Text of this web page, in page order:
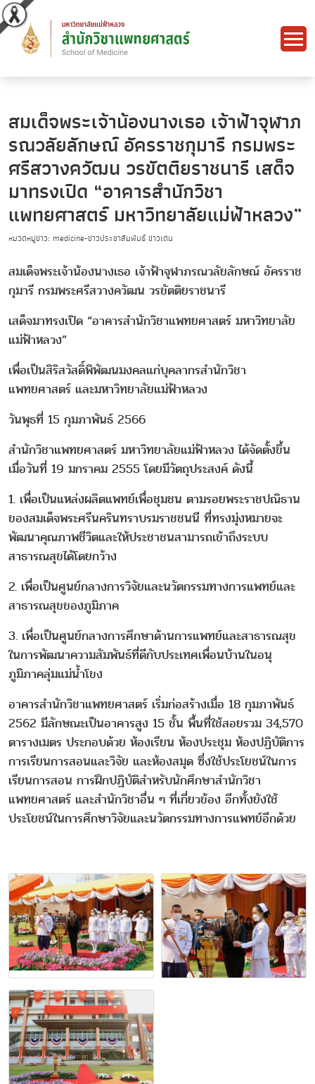
สมเด็จพระเจ้าน้องนางเธอ เจ้าฟ้าจุฬาภ
รณวลัยลักษณ์ อัครราชกุมารี กรมพระ
ศรีสวางควัฒน วรขัตติยราชนารี เสด็จ
มาทรงเปิด “อาคารสำนักวิชา
แพทยศาสตร์ มหาวิทยาลัยแม่ฟ้าหลวง”
หมวดหมู่ข่าว: medicine-ข่าวประชาสัมพันธ์ ข่าวเด่น
สมเด็จพระเจ้าน้องนางเธอ เจ้าฟ้าจุฬาภรณวลัยลักษณ์ อัครราช
กุมารี กรมพระศรีสวางควัฒน วรขัตติยราชนารี
เสด็จมาทรงเปิด “อาคารสำนักวิชาแพทยศาสตร์ มหาวิทยาลัย
แม่ฟ้าหลวง”
เพื่อเป็นสิริสวัสดิ์พิพัฒนมงคลแก่บุคลากรสำนักวิชา
แพทยศาสตร์ และมหาวิทยาลัยแม่ฟ้าหลวง
วันพุธที่ 15 กุมภาพันธ์ 2566
สำนักวิชาแพทยศาสตร์ มหาวิทยาลัยแม่ฟ้าหลวง ได้จัดตั้งขึ้น
เมื่อวันที่ 19 มกราคม 2555 โดยมีวัตถุประสงค์ ดังนี้
1. เพื่อเป็นแหล่งผลิตแพทย์เพื่อชุมชน ตามรอยพระราชปณิธาน
ของสมเด็จพระศรีนครินทราบรมราชชนนี ที่ทรงมุ่งหมายจะ
พัฒนาคุณภาพชีวิตและให้ประชาชนสามารถเข้าถึงระบบ
สาธารณสุขได้โดยกว้าง
2. เพื่อเป็นศูนย์กลางการวิจัยและนวัตกรรมทางการแพทย์และ
สาธารณสุขของภูมิภาค
3. เพื่อเป็นศูนย์กลางการศึกษาด้านการแพทย์และสาธารณสุข
ในการพัฒนาความสัมพันธ์ที่ดีกับประเทศเพื่อนบ้านในอนุ
ภูมิภาคลุ่มแม่น้ำโขง
อาคารสำนักวิชาแพทยศาสตร์ เริ่มก่อสร้างเมื่อ 18 กุมภาพันธ์
2562 มีลักษณะเป็นอาคารสูง 15 ชั้น พื้นที่ใช้สอยรวม 34,570
ตารางเมตร ประกอบด้วย ห้องเรียน ห้องประชุม ห้องปฏิบัติการ
การเรียนการสอนและวิจัย และห้องสมุด ซึ่งใช้ประโยชน์ในการ
เรียนการสอน การฝึกปฏิบัติสำหรับนักศึกษาสำนักวิชา
แพทยศาสตร์ และสำนักวิชาอื่น ๆ ที่เกี่ยวข้อง อีกทั้งยังใช้
ประโยชน์ในการศึกษาวิจัยและนวัตกรรมทางการแพทย์อีกด้วย